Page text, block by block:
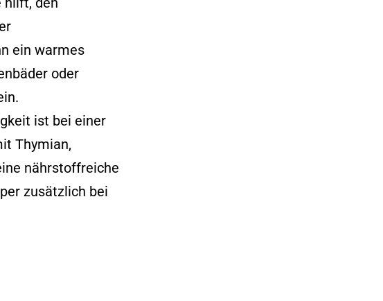
ein warmes
oder
ist bei einer
Thymian,
nährstoffreiche
zusätzlich bei